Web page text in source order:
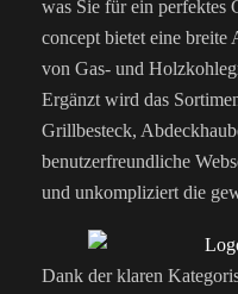
was Sie für ein perfektes
concept bietet eine breite
von Gas- und
Ergänzt wird das
Grillbesteck,
benutzerfreundliche
und unkompliziert die
Dank der klaren